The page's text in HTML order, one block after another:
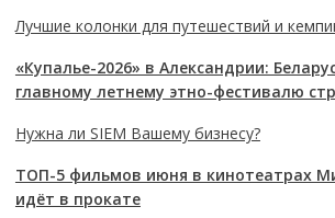
Лучшие колонки для путешествий и
«Купалье-2026» в Александрии:
главному летнему этно-фестивалю
Нужна ли SIEM Вашему бизнесу?
ТОП-5 фильмов июня в кинотеатрах
идёт в прокате